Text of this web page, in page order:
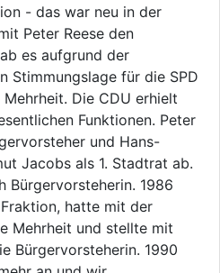
- das war neu in der
Peter Reese den
es aufgrund der
Stimmungslage für die SPD
Die CDU erhielt
Funktionen. Peter
und Hans-
Jacobs als 1. Stadtrat ab.
Bürgervorsteherin. 1986
hatte mit der
Mehrheit und stellte mit
Bürgervorsteherin. 1990